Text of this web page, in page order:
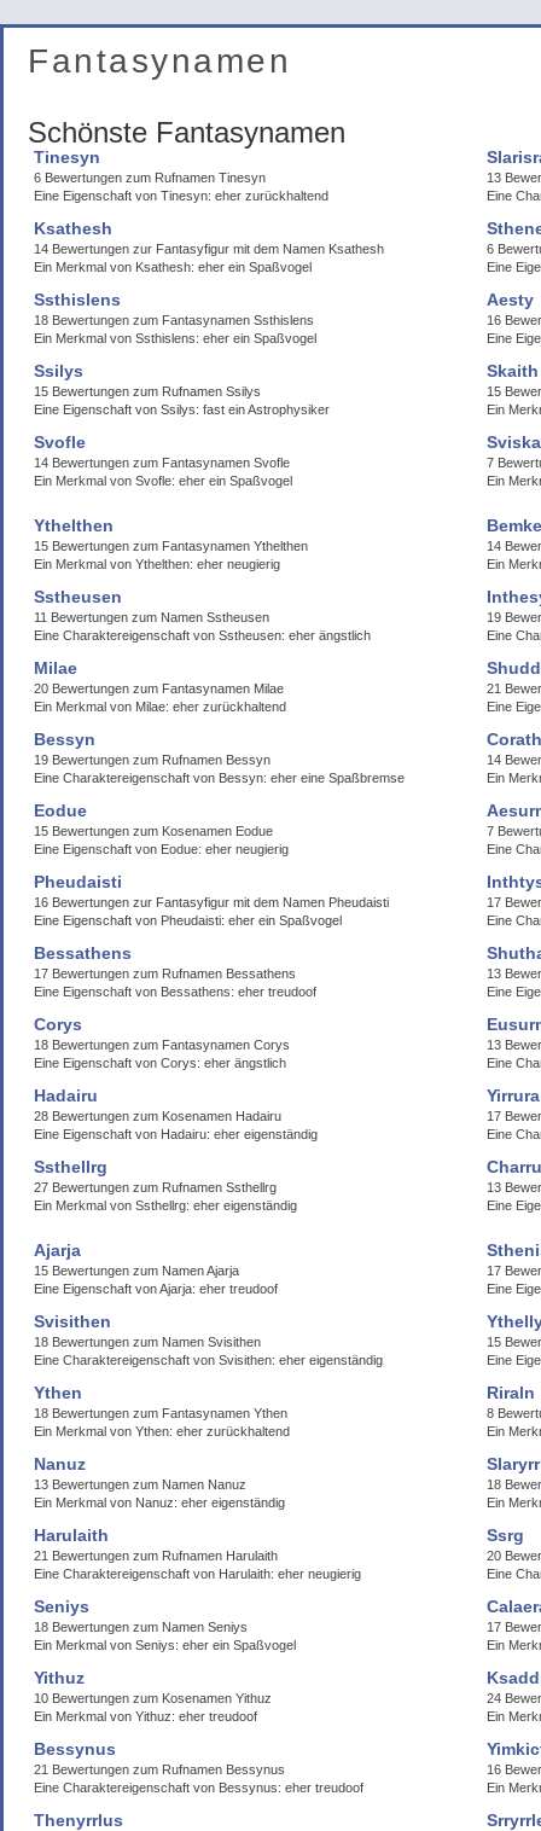
Fantasynamen
Schönste Fantasynamen
Tinesyn
6 Bewertungen zum Rufnamen Tinesyn
Eine Eigenschaft von Tinesyn: eher zurückhaltend
13
Eine
Ksathesh
14 Bewertungen zur Fantasyfigur mit dem Namen Ksathesh
Ein Merkmal von Ksathesh: eher ein Spaßvogel
6
Eine
Ssthislens
18 Bewertungen zum Fantasynamen Ssthislens
Ein Merkmal von Ssthislens: eher ein Spaßvogel
Aesty
16
Eine
Ssilys
15 Bewertungen zum Rufnamen Ssilys
Eine Eigenschaft von Ssilys: fast ein Astrophysiker
Skaith
15
Ein
Svofle
14 Bewertungen zum Fantasynamen Svofle
Ein Merkmal von Svofle: eher ein Spaßvogel
7
Ein
Ythelthen
15 Bewertungen zum Fantasynamen Ythelthen
Ein Merkmal von Ythelthen: eher neugierig
14
Ein
Sstheusen
11 Bewertungen zum Namen Sstheusen
Eine Charaktereigenschaft von Sstheusen: eher ängstlich
19
Eine
Milae
20 Bewertungen zum Fantasynamen Milae
Ein Merkmal von Milae: eher zurückhaltend
21
Eine
Bessyn
19 Bewertungen zum Rufnamen Bessyn
Eine Charaktereigenschaft von Bessyn: eher eine Spaßbremse
14
Ein
Eodue
15 Bewertungen zum Kosenamen Eodue
Eine Eigenschaft von Eodue: eher neugierig
7
Eine
Pheudaisti
16 Bewertungen zur Fantasyfigur mit dem Namen Pheudaisti
Eine Eigenschaft von Pheudaisti: eher ein Spaßvogel
17
Eine
Bessathens
17 Bewertungen zum Rufnamen Bessathens
Eine Eigenschaft von Bessathens: eher treudoof
13
Eine
Corys
18 Bewertungen zum Fantasynamen Corys
Eine Eigenschaft von Corys: eher ängstlich
13
Eine
Hadairu
28 Bewertungen zum Kosenamen Hadairu
Eine Eigenschaft von Hadairu: eher eigenständig
17
Eine
Ssthellrg
27 Bewertungen zum Rufnamen Ssthellrg
Ein Merkmal von Ssthellrg: eher eigenständig
13
Eine
Ajarja
15 Bewertungen zum Namen Ajarja
Eine Eigenschaft von Ajarja: eher treudoof
17
Eine
Svisithen
18 Bewertungen zum Namen Svisithen
Eine Charaktereigenschaft von Svisithen: eher eigenständig
15
Eine
Ythen
18 Bewertungen zum Fantasynamen Ythen
Ein Merkmal von Ythen: eher zurückhaltend
Riraln
8
Ein
Nanuz
13 Bewertungen zum Namen Nanuz
Ein Merkmal von Nanuz: eher eigenständig
18
Ein
Harulaith
21 Bewertungen zum Rufnamen Harulaith
Eine Charaktereigenschaft von Harulaith: eher neugierig
Ssrg
20
Eine
Seniys
18 Bewertungen zum Namen Seniys
Ein Merkmal von Seniys: eher ein Spaßvogel
17
Ein
Yithuz
10 Bewertungen zum Kosenamen Yithuz
Ein Merkmal von Yithuz: eher treudoof
24
Ein
Bessynus
21 Bewertungen zum Rufnamen Bessynus
Eine Charaktereigenschaft von Bessynus: eher treudoof
16
Ein
Thenyrrlus